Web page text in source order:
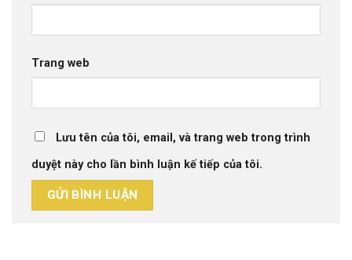
Trang web
Lưu tên của tôi, email, và trang web trong trình
duyệt này cho lần bình luận kế tiếp của tôi.